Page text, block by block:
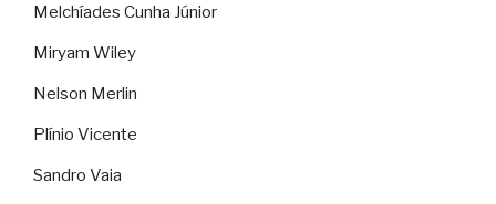
Melchíades Cunha Júnior
Miryam Wiley
Nelson Merlin
Plínio Vicente
Sandro Vaia